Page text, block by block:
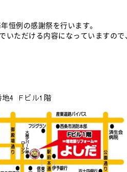
恒例の感謝祭を行います。
いただける内容になっていますの